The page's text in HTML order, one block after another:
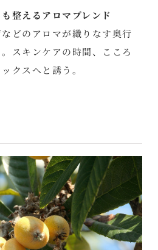
整えるアロマブレンド
どのアロマが織りなす奥行
スキンケアの時間、こころ
クスへと誘う。